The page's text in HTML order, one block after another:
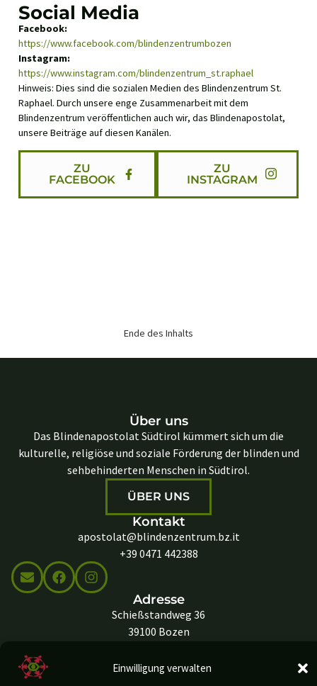
Einwilligung verwalten
Social Media
Facebook:
https://www.facebook.com/blindenzentrumbozen
Instagram:
https://www.instagram.com/blindenzentrum_st.raphael
Hinweis: Dies sind die sozialen Medien des Blindenzentrum St.
Raphael. Durch unsere enge Zusammenarbeit mit dem
Blindenzentrum veröffentlichen auch wir, das Blindenapostolat,
unsere Beiträge auf diesen Kanälen.
ZU
FACEBOOK
ZU
INSTAGRAM
Ende des Inhalts
Über uns
Das Blindenapostolat Südtirol kümmert sich um die
kulturelle, religiöse und soziale Förderung der blinden und
sehbehinderten Menschen in Südtirol.
ÜBER UNS
Kontakt
apostolat@blindenzentrum.bz.it
+39 0471 442388
Adresse
Schießstandweg 36
39100 Bozen
KONTAKT